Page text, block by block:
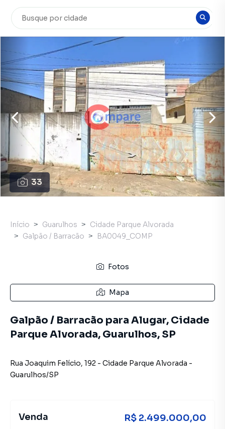
33
Início Guarulhos
Cidade Parque Alvorada
Galpão / Barracão
BA0049_COMP
Fotos
Mapa
Galpão / Barracão para Alugar, Cidade
Parque Alvorada, Guarulhos, SP
Rua Joaquim Felício, 192 - Cidade Parque Alvorada -
Guarulhos/SP
Venda R$ 2.499.000,00